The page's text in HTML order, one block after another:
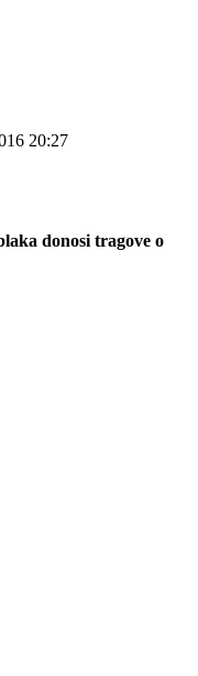
20:27
donosi tragove o